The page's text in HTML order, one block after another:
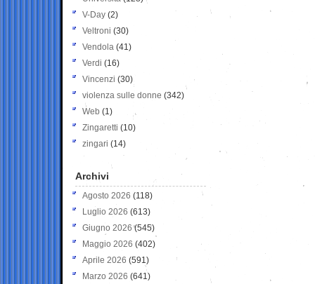
V-Day (2)
Veltroni (30)
Vendola (41)
Verdi (16)
Vincenzi (30)
violenza sulle donne (342)
Web (1)
Zingaretti (10)
zingari (14)
Archivi
Agosto 2026 (118)
Luglio 2026 (613)
Giugno 2026 (545)
Maggio 2026 (402)
Aprile 2026 (591)
Marzo 2026 (641)